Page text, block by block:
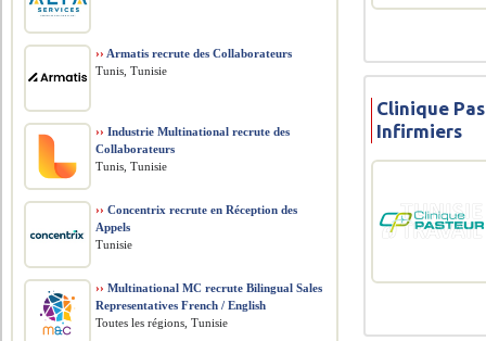
Clinique
Infirmiers
›› Armatis recrute des Collaborateurs
Tunis, Tunisie
›› Industrie Multinational recrute des
Collaborateurs
Tunis, Tunisie
›› Concentrix recrute en Réception des
Appels
Tunisie
›› Multinational MC recrute Bilingual Sales
Representatives French / English
Toutes les régions, Tunisie